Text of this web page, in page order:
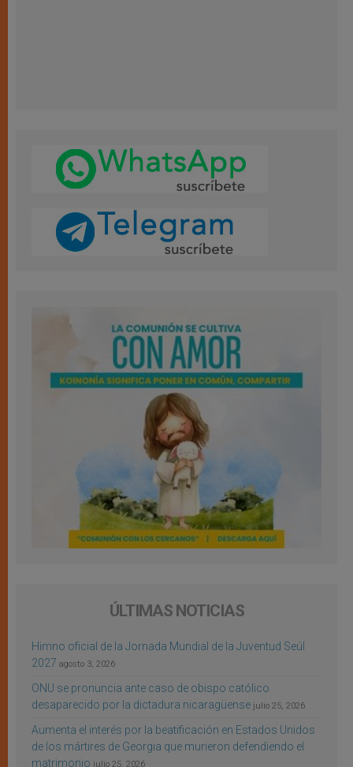
ÚLTIMAS NOTICIAS
Himno oficial de la Jornada Mundial de la Juventud Seúl
2027 agosto 3, 2026
ONU se pronuncia ante caso de obispo católico
desaparecido por la dictadura nicaragüense julio 25, 2026
Aumenta el interés por la beatificación en Estados Unidos
de los mártires de Georgia que murieron defendiendo el
matrimonio julio 25, 2026